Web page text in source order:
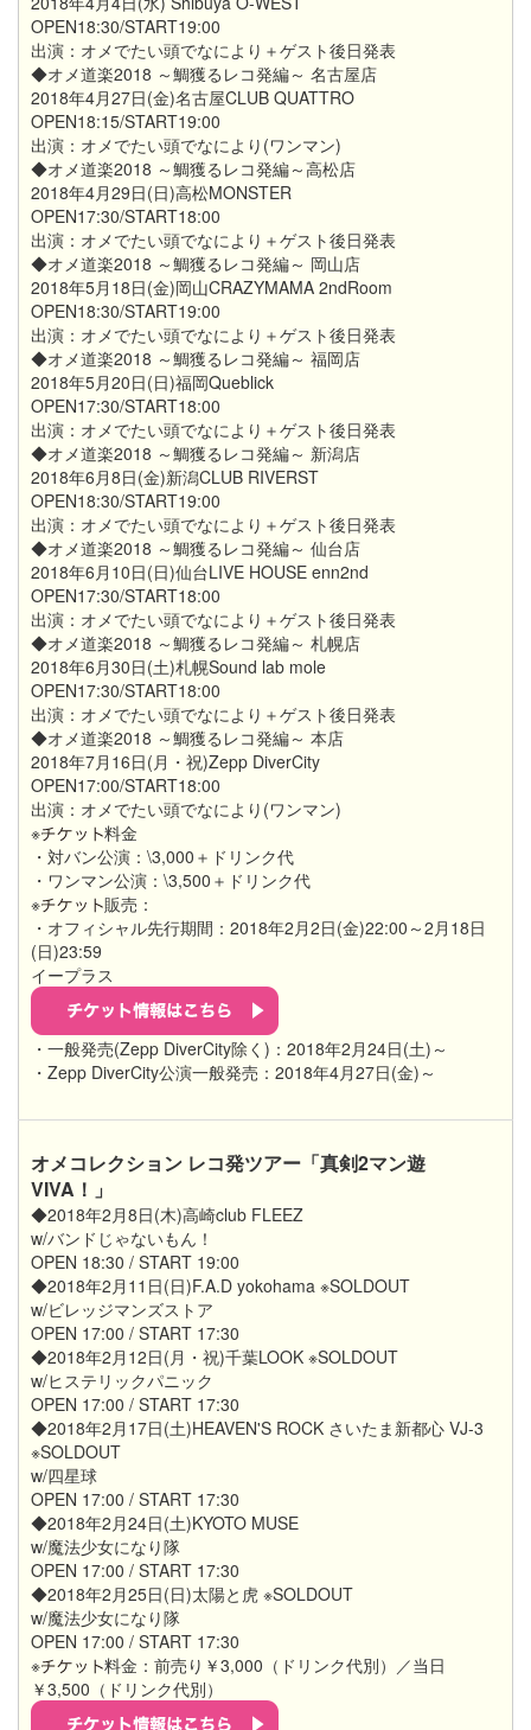
OPEN18:30/START19:00
出演：オメでたい頭でなにより＋ゲスト後日発表
◆オメ道楽2018 ～鯛獲るレコ発編～ 名古屋店
2018年4月27日(金)名古屋CLUB QUATTRO
OPEN18:15/START19:00
出演：オメでたい頭でなにより(ワンマン)
◆オメ道楽2018 ～鯛獲るレコ発編～高松店
2018年4月29日(日)高松MONSTER
OPEN17:30/START18:00
出演：オメでたい頭でなにより＋ゲスト後日発表
◆オメ道楽2018 ～鯛獲るレコ発編～ 岡山店
2018年5月18日(金)岡山CRAZYMAMA 2ndRoom
OPEN18:30/START19:00
出演：オメでたい頭でなにより＋ゲスト後日発表
◆オメ道楽2018 ～鯛獲るレコ発編～ 福岡店
2018年5月20日(日)福岡Queblick
OPEN17:30/START18:00
出演：オメでたい頭でなにより＋ゲスト後日発表
◆オメ道楽2018 ～鯛獲るレコ発編～ 新潟店
2018年6月8日(金)新潟CLUB RIVERST
OPEN18:30/START19:00
出演：オメでたい頭でなにより＋ゲスト後日発表
◆オメ道楽2018 ～鯛獲るレコ発編～ 仙台店
2018年6月10日(日)仙台LIVE HOUSE enn2nd
OPEN17:30/START18:00
出演：オメでたい頭でなにより＋ゲスト後日発表
◆オメ道楽2018 ～鯛獲るレコ発編～ 札幌店
2018年6月30日(土)札幌Sound lab mole
OPEN17:30/START18:00
出演：オメでたい頭でなにより＋ゲスト後日発表
◆オメ道楽2018 ～鯛獲るレコ発編～ 本店
2018年7月16日(月・祝)Zepp DiverCity
OPEN17:00/START18:00
出演：オメでたい頭でなにより(ワンマン)
※
料金
・対バン公演：\3,000＋ドリンク代
・ワンマン公演：\3,500＋ドリンク代
※
販売：
・オフィシャル先行期間：2018年2月2日(金)22:00～2月18日
(日)23:59
イープラス
・一般発売(Zepp DiverCity除く)：2018年2月24日(土)～
・Zepp DiverCity公演一般発売：2018年4月27日(金)～
オメコレクション レコ発ツアー「真剣2マン遊
VIVA！」
◆2018年2月8日(木)高崎club FLEEZ
w/バンドじゃないもん！
OPEN 18:30 / START 19:00
◆2018年2月11日(日)F.A.D yokohama ※SOLDOUT
w/ビレッジマンズストア
OPEN 17:00 / START 17:30
◆2018年2月12日(月・祝)千葉LOOK ※SOLDOUT
w/ヒステリックパニック
OPEN 17:00 / START 17:30
◆2018年2月17日(土)HEAVEN'S ROCK さいたま新都心 VJ-3
※SOLDOUT
w/四星球
OPEN 17:00 / START 17:30
◆2018年2月24日(土)KYOTO MUSE
w/魔法少女になり隊
OPEN 17:00 / START 17:30
◆2018年2月25日(日)太陽と虎 ※SOLDOUT
w/魔法少女になり隊
OPEN 17:00 / START 17:30
※
料金：前売り￥3,000（ドリンク代別）／当日
￥3,500（ドリンク代別）